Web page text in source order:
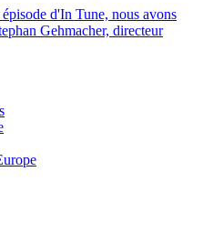
d'In Tune, nous avons
Gehmacher, directeur